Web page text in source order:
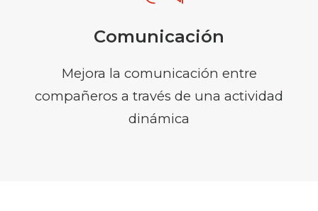
Comunicación
Mejora la comunicación entre
compañeros a través de una actividad
dinámica